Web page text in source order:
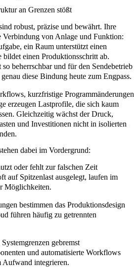
an Grenzen stößt
robust, präzise und bewährt. Ihre
Verbindung von Anlage und Funktion:
ein Raum unterstützt einen
einen Produktionsschritt ab.
beherrschbar und für den Sendebetrieb
diese Bindung heute zum Engpass.
kurzfristige Programmänderungen
erzeugen Lastprofile, die sich kaum
Gleichzeitig wächst der Druck,
und Investitionen nicht in isolierten
dabei im Vordergrund:
oder fehlt zur falschen Zeit
auf Spitzenlast ausgelegt, laufen im
Möglichkeiten.
bestimmen das Produktionsdesign
führen häufig zu getrennten
gebremst
und automatisierte Workflows
Aufwand integrieren.